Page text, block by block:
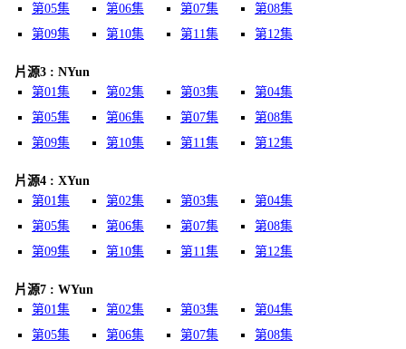
第05集
第06集 第07集
第08集
第09集
第10集 第11集 第12集
片源3 : NYun
第01集
第02集 第03集
第04集
第05集
第06集 第07集
第08集
第09集
第10集 第11集 第12集
片源4 : XYun
第01集
第02集 第03集
第04集
第05集
第06集 第07集
第08集
第09集
第10集 第11集 第12集
片源7 : WYun
第01集
第02集 第03集
第04集
第05集
第06集 第07集
第08集